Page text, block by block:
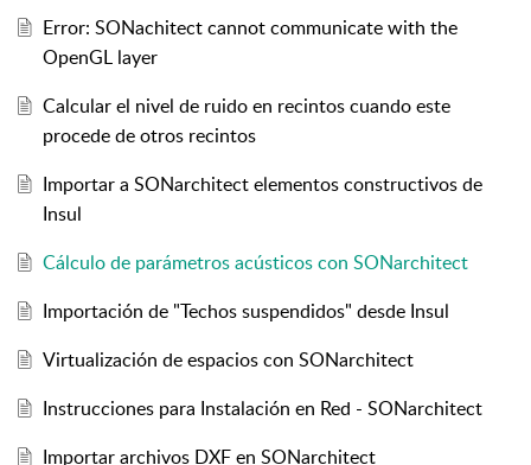
Error: SONachitect cannot communicate with the
OpenGL layer
Calcular el nivel de ruido en recintos cuando este
procede de otros recintos
Importar a SONarchitect elementos constructivos de
Insul
Cálculo de parámetros acústicos con SONarchitect
Importación de "Techos suspendidos" desde Insul
Virtualización de espacios con SONarchitect
Instrucciones para Instalación en Red - SONarchitect
Importar archivos DXF en SONarchitect